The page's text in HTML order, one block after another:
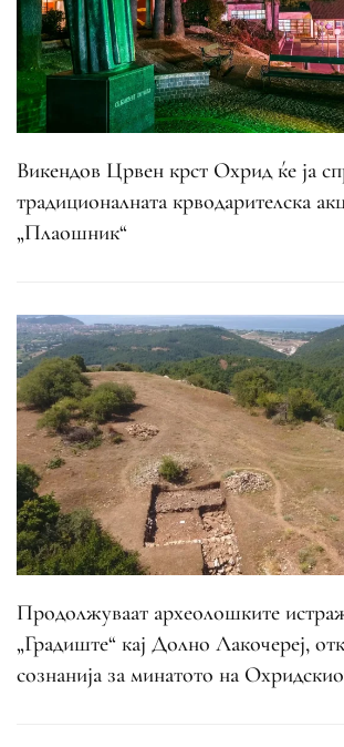
Викендов Црвен крст Охрид ќе ја
традиционалната крводарителска
„Плаошник“
Продолжуваат археолошките
„Градиште“ кај Долно Лакочереј,
сознанија за минатото на